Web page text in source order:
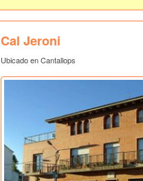
Cal Jeroni
Ubicado en Cantallops